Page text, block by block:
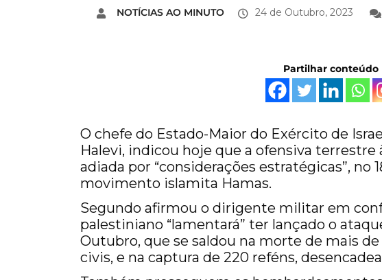
NOTÍCIAS AO MINUTO 24 de Outubro, 2023
Partilhar conteúdo
O chefe do Estado-Maior do Exército de
Halevi, indicou hoje que a ofensiva terrestre
adiada por “considerações estratégicas”, no
movimento islamita Hamas.
Segundo afirmou o dirigente militar em
palestiniano “lamentará” ter lançado o
Outubro, que se saldou na morte de mais de
civis, e na captura de 220 reféns,